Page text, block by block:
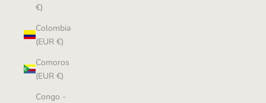
€)
Colombia
(EUR €)
Comoros
(EUR €)
Congo -